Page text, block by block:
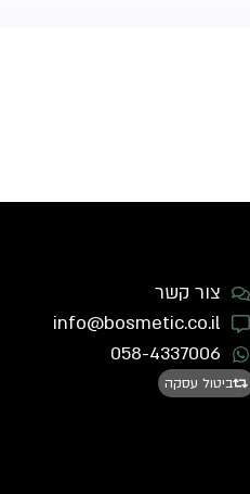
צור קשר
info@bosmetic.co.il
058-4337006
ביטול עסקה